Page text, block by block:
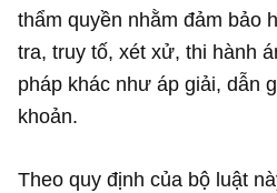
thẩm quyền nhằm đảm bảo
tra, truy tố, xét xử, thi hành
pháp khác như áp giải, dẫn
khoản.
Theo quy định của bộ luật